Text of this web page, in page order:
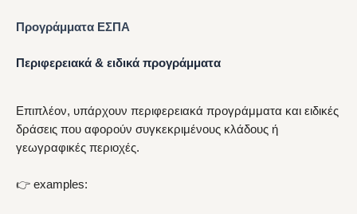
Προγράμματα ΕΣΠΑ
Περιφερειακά & ειδικά προγράμματα
Επιπλέον, υπάρχουν περιφερειακά προγράμματα και ειδικές
δράσεις που αφορούν συγκεκριμένους κλάδους ή
γεωγραφικές περιοχές.
👉 examples: